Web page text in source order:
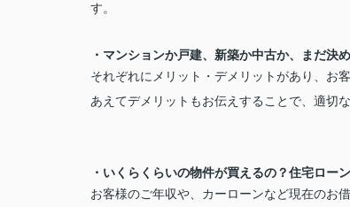
す。
・マンションか戸建、新築か中古か、まだ決
それぞれにメリット・デメリットがあり、お
あえてデメリットもお伝えすることで、適切
・いくらくらいの物件が買えるの？住宅ロー
お客様のご年収や、カーローンなど現在のお